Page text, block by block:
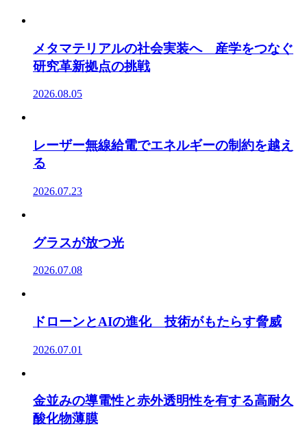
メタマテリアルの社会実装へ 産学をつなぐ
研究革新拠点の挑戦
2026.08.05
レーザー無線給電でエネルギーの制約を越え
る
2026.07.23
グラスが放つ光
2026.07.08
ドローンとAIの進化 技術がもたらす脅威
2026.07.01
金並みの導電性と赤外透明性を有する高耐久
酸化物薄膜